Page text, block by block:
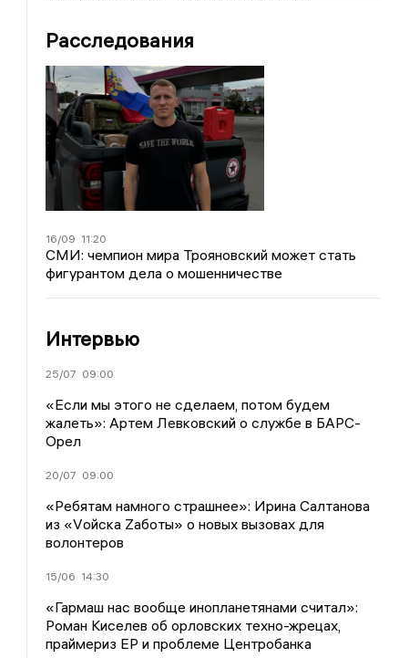
Расследования
16/09 11:20
СМИ: чемпион мира Трояновский может стать
фигурантом дела о мошенничестве
Интервью
25/07 09:00
«Если мы этого не сделаем, потом будем
жалеть»: Артем Левковский о службе в БАРС-
Орел
20/07 09:00
«Ребятам намного страшнее»: Ирина Салтанова
из «Vойска Zаботы» о новых вызовах для
волонтеров
15/06 14:30
«Гармаш нас вообще инопланетянами считал»:
Роман Киселев об орловских техно-жрецах,
праймериз ЕР и проблеме Центробанка